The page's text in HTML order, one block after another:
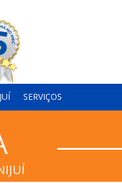
SERVIÇOS